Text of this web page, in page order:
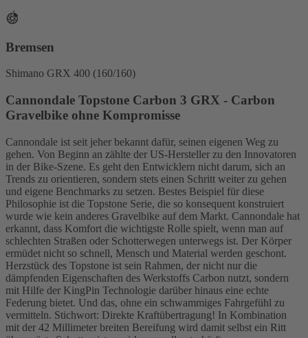
Bremsen
Shimano GRX 400 (160/160)
Cannondale Topstone Carbon 3 GRX - Carbon
Gravelbike ohne Kompromisse
Cannondale ist seit jeher bekannt dafür, seinen eigenen Weg zu
gehen. Von Beginn an zählte der US-Hersteller zu den Innovatoren
in der Bike-Szene. Es geht den Entwicklern nicht darum, sich an
Trends zu orientieren, sondern stets einen Schritt weiter zu gehen
und eigene Benchmarks zu setzen. Bestes Beispiel für diese
Philosophie ist die Topstone Serie, die so konsequent konstruiert
wurde wie kein anderes Gravelbike auf dem Markt. Cannondale hat
erkannt, dass Komfort die wichtigste Rolle spielt, wenn man auf
schlechten Straßen oder Schotterwegen unterwegs ist. Der Körper
ermüdet nicht so schnell, Mensch und Material werden geschont.
Herzstück des Topstone ist sein Rahmen, der nicht nur die
dämpfenden Eigenschaften des Werkstoffs Carbon nutzt, sondern
mit Hilfe der KingPin Technologie darüber hinaus eine echte
Federung bietet. Und das, ohne ein schwammiges Fahrgefühl zu
vermitteln. Stichwort: Direkte Kraftübertragung! In Kombination
mit der 42 Millimeter breiten Bereifung wird damit selbst ein Ritt